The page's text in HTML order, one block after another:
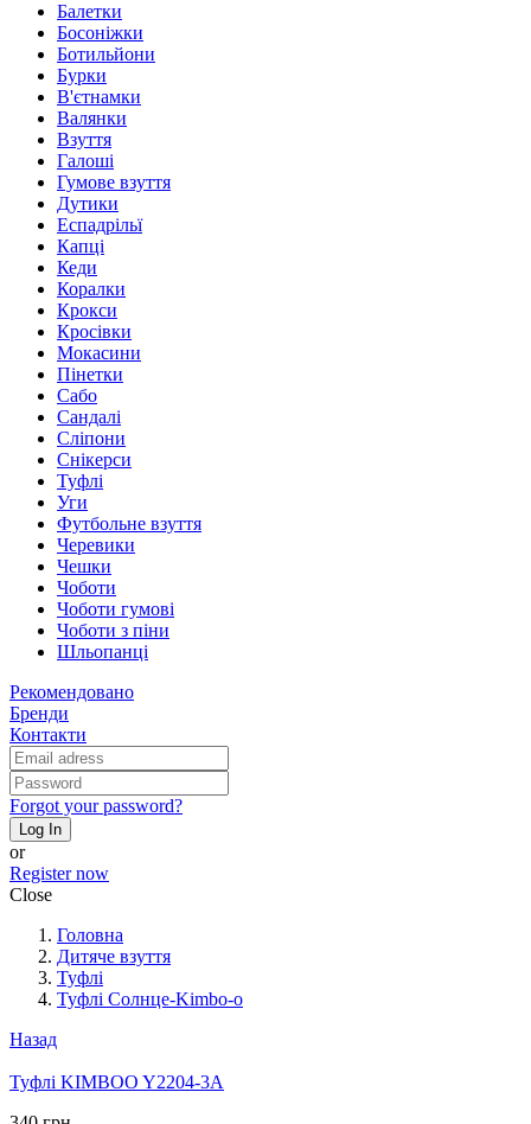
Балетки
Босоніжки
Ботильйони
Бурки
В'єтнамки
Валянки
Взуття
Галоші
Гумове взуття
Дутики
Еспадрільї
Капці
Кеди
Коралки
Крокси
Кросівки
Мокасини
Пінетки
Сабо
Сандалі
Сліпони
Снікерси
Туфлі
Уги
Футбольне взуття
Черевики
Чешки
Чоботи
Чоботи гумові
Чоботи з піни
Шльопанці
Рекомендовано
Бренди
Контакти
Forgot your password?
Log In
or
Register now
Close
Головна
Дитяче взуття
Туфлі
Туфлі Солнце-Kimbo-o
Назад
Туфлі KIMBOO Y2204-3A